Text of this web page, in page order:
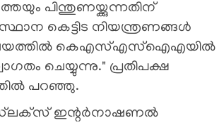
പിന്തുണയ്ക്കുന്നതിന്
കെട്ടിട നിയന്ത്രണങ്ങൾ
കെഎസ്എസ്ഐഎയിൽ
ചെയ്യുന്നു." പ്രതിപക്ഷ
പറഞ്ഞു.
അഡ്‌ലക്‌സ് ഇന്റര്‍നാഷണല്‍